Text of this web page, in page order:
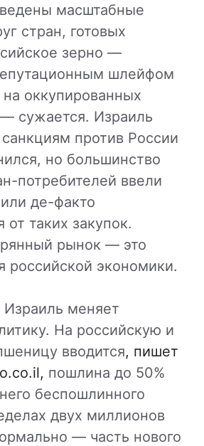
масштабные
стран, готовых
зерно —
шлейфом
оккупированных
сужается. Израиль
против России
но большинство
потребителей ввели
де-факто
от таких закупок.
рынок — это
российской экономики.
меняет
На российскую и
вводится, пишет
пошлина до 50%
беспошлинного
двух миллионов
— часть нового